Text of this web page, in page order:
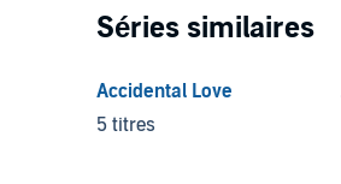
Séries similaires
Accidental Love
5 titres